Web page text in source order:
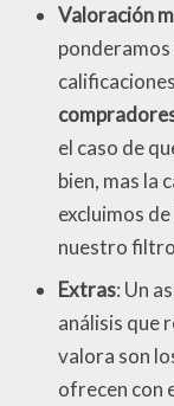
Valoración
ponderamos
el caso de
bien, mas la
excluimos
nuestro
Extras: Un
análisis que
valora son
ofrecen con